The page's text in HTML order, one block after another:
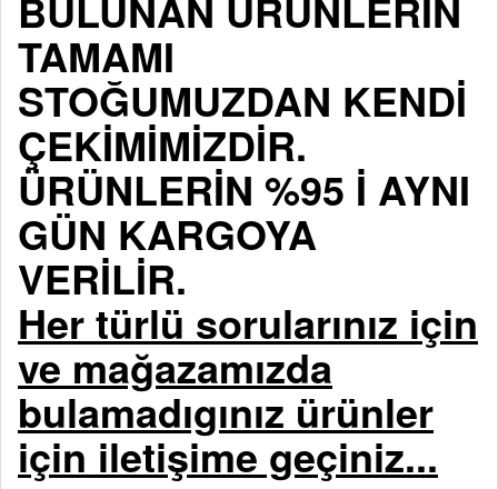
TAMAMI
STOĞUMUZDAN KENDİ
ÇEKİMİMİZDİR.
ÜRÜNLERİN %95 İ AYNI
GÜN KARGOYA
VERİLİR.
Her türlü sorularınız için
ve mağazamızda
bulamadıgınız ürünler
için iletişime geçiniz...